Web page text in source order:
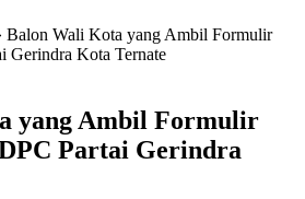
Balon Wali Kota yang Ambil Formulir
Gerindra Kota Ternate
yang Ambil Formulir
Partai Gerindra